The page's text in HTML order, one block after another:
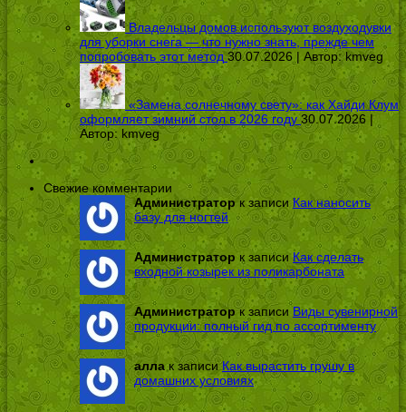
Владельцы домов используют воздуходувки
для уборки снега — что нужно знать, прежде чем
попробовать этот метод 30.07.2026 | Автор:kmveg
«Замена солнечному свету»: как Хайди Клум
оформляет зимний стол в 2026 году 30.07.2026 |
Автор:kmveg
Свежие комментарии
Администраторк записиКак наносить
базу для ногтей
Администраторк записиКак сделать
входной козырек из поликарбоната
Администраторк записи Виды сувенирной
продукции: полный гид по ассортименту
аллак записиКак вырастить грушу в
домашних условиях